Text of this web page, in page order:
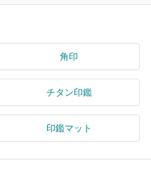
角印
チタン印鑑
印鑑マット